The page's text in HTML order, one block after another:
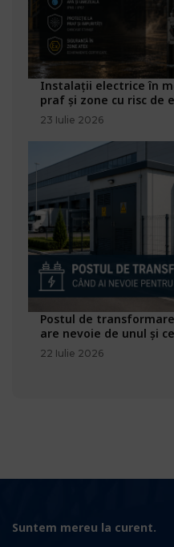
Instalații electrice în
praf și zone cu risc de
23 Iulie 2026
Postul de
are nevoie de unul și
22 Iulie 2026
Suntem mereu la curent.